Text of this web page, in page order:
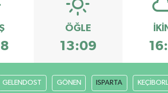
ÖĞLE
13:09
GELENDOST GÖNEN ISPARTA